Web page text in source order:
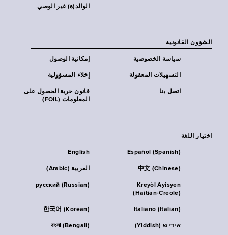
الوالد(ة) غير الوصي
الشؤون القانونية
إمكانية الوصول سياسة الخصوصية
إخلاء المسؤولية التسهيلات المعقولة
قانون حرية الحصول على
المعلومات (FOIL)
اتصل بنا
اختيار اللغة
English Español (Spanish)
العربية (Arabic) 中文 (Chinese)
русский (Russian)
Kreyòl Ayisyen
(Haitian-Creole)
한국어 (Korean) Italiano (Italian)
বাংলা (Bengali) אידיש (Yiddish)